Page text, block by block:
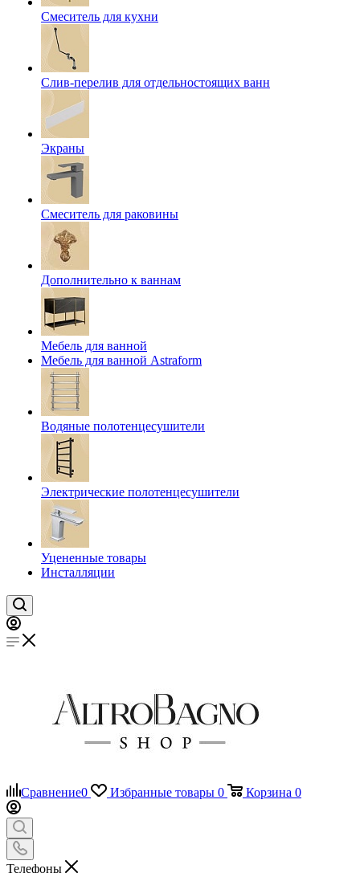
Смеситель для кухни
Слив-перелив для отдельностоящих ванн
Экраны
Смеситель для раковины
Дополнительно к ваннам
Мебель для ванной
Мебель для ванной Astraform
Водяные полотенцесушители
Электрические полотенцесушители
Уцененные товары
Инсталляции
Сравнение0 Избранные товары 0 Корзина 0
Телефоны